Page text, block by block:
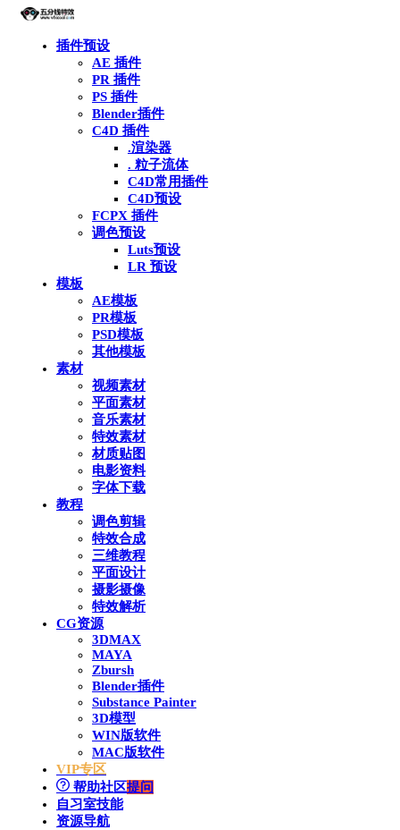
插件预设
AE 插件
PR 插件
PS 插件
Blender插件
C4D 插件
.渲染器
. 粒子流体
C4D常用插件
C4D预设
FCPX 插件
调色预设
Luts预设
LR 预设
模板
AE模板
PR模板
PSD模板
其他模板
素材
视频素材
平面素材
音乐素材
特效素材
材质贴图
电影资料
字体下载
教程
调色剪辑
特效合成
三维教程
平面设计
摄影摄像
特效解析
CG资源
3DMAX
MAYA
Zbursh
Blender插件
Substance Painter
3D模型
WIN版软件
MAC版软件
VIP专区
帮助社区提问
自习室技能
资源导航